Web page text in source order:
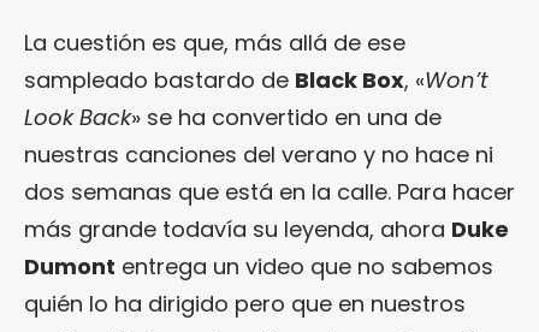
La cuestión es que, más allá de ese
sampleado bastardo de Black Box, «Won’t
Look Back» se ha convertido en una de
nuestras canciones del verano y no hace ni
dos semanas que está en la calle. Para hacer
más grande todavía su leyenda, ahora Duke
Dumont entrega un video que no sabemos
quién lo ha dirigido pero que en nuestros